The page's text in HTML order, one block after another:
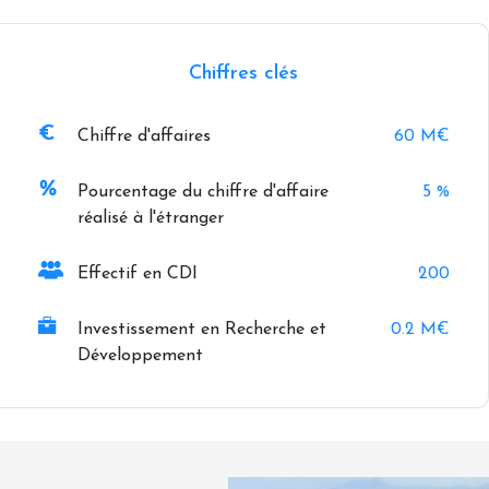
Chiffres clés
Chiffre d'affaires 60 M€
Pourcentage du chiffre d'affaire
réalisé à l'étranger
5 %
Effectif en CDI 200
Investissement en Recherche et
Développement
0.2 M€